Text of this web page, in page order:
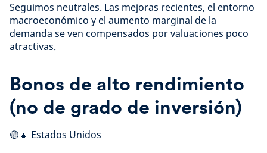
Seguimos neutrales. Las mejoras recientes, el entorno
macroeconómico y el aumento marginal de la
demanda se ven compensados por valuaciones poco
atractivas.
Bonos de alto rendimiento
(no de grado de inversión)
🟡🔼 Estados Unidos